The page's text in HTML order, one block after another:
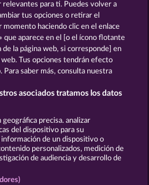
Frooty Troupe Sun Splash
y condiciones
de desistimiento
relevantes para ti. Puedes volver a
tus opciones o retirar el
haciendo clic en el enlace
que aparece en el [o el ícono flotante
la página web, si corresponde] en
Tus opciones tendrán efecto
saber más, consulta nuestra
asociados tratamos los datos
precisa. analizar
del dispositivo para su
de un dispositivo o
personalizados, medición de
de audiencia y desarrollo de